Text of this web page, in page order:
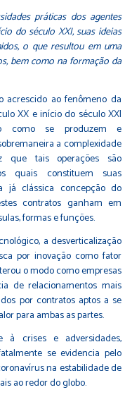
práticas dos agentes
do século XXI, suas ideias
o que resultou em uma
bem como na formação da
acrescido ao fenômeno da
XX e início do século XXI
como se produzem e
a complexidade
que tais operações são
quais constituem suas
já clássica concepção do
contratos ganham em
formas e funções.
a desverticalização
por inovação como fator
o modo como empresas
de relacionamentos mais
por contratos aptos a se
para ambas as partes.
à crises e adversidades,
se evidencia pelo
na estabilidade de
ao redor do globo.